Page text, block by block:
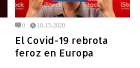
0 10-15-2020
El Covid-19 rebrota
feroz en Europa